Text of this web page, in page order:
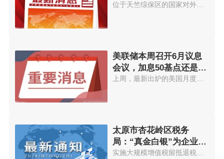
金400万元
位于天竺综保区的国家对外文化贸...
美联储本周召开6月议息
会议，加息50基点还是75
个基点？
上周，最新出炉的美国月度通胀数...
太原市杏花岭区税务
局：“真金白银”为企业发
展注入“强心剂”
实施大规模增值税留抵退税政策等...